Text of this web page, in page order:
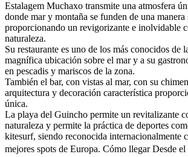
Estalagem Muchaxo transmite una atmosfera
donde mar y montaña se funden de una manera
proporcionando un revigorizante e inolvidable
naturaleza.
Su restaurante es uno de los más conocidos de
magnífica ubicación sobre el mar y a su
en pescadis y mariscos de la zona.
También el bar, con vistas al mar, con su
arquitectura y decoración característica
única.
La playa del Guincho permite un revitalizante
naturaleza y permite la práctica de deportes
kitesurf, siendo reconocida internacionalmente
mejores spots de Europa. Cómo llegar Desde el